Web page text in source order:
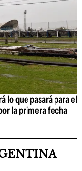
lo que pasará para el
la primera fecha